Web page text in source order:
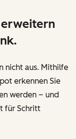
erweitern
nicht aus. Mithilfe
erkennen Sie
werden – und
für Schritt